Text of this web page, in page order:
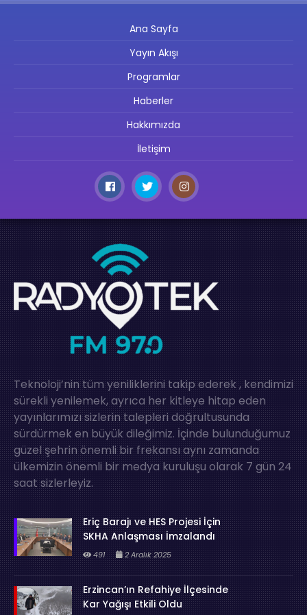
Ana Sayfa
Yayın Akışı
Programlar
Haberler
Hakkımızda
İletişim
Teknoloji’nin tüm yeniliklerini takip ederek , kendimizi
sürekli yenilemek, ayrıca her kitleye hitap eden
yayınlarımızı sizlerin talepleri doğrultusunda
sürdürmek en büyük dileğimiz. İçinde bulunduğumuz
güzel şehrin önemli bir frekansı aynı zamanda
ülkemizin önemli bir medya kuruluşu olarak 7 gün 24
saat sizlerleyiz.
Eriç Barajı ve HES Projesi İçin
SKHA Anlaşması İmzalandı
491 2 Aralık 2025
Erzincan’ın Refahiye İlçesinde
Kar Yağışı Etkili Oldu